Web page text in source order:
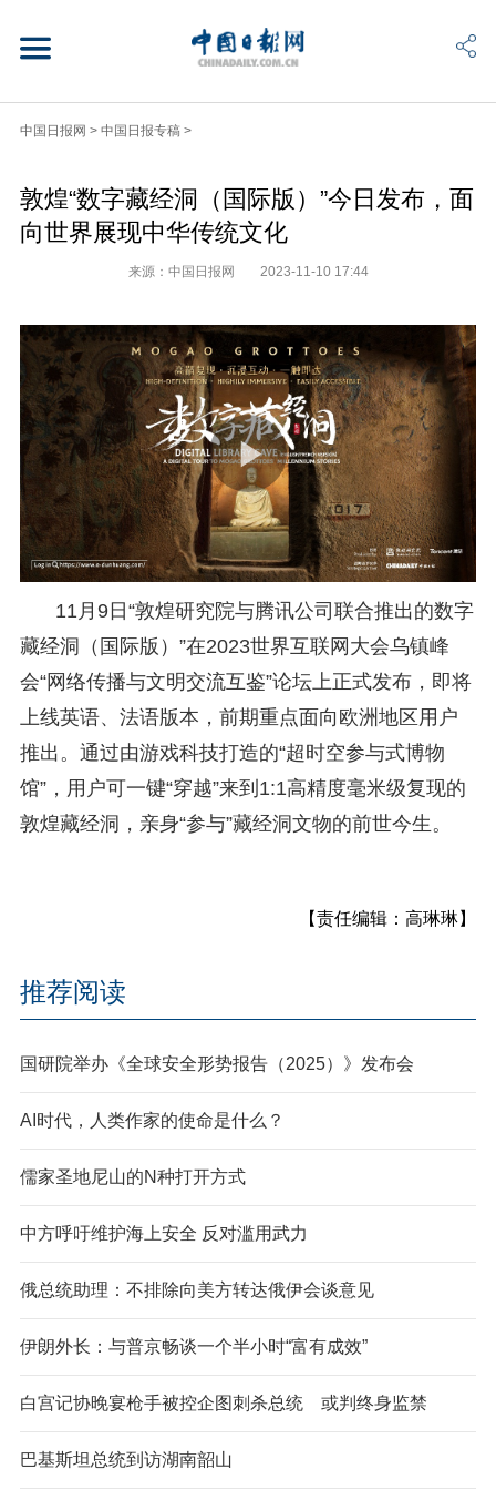
中国日报网 > 中国日报专稿 >
敦煌“数字藏经洞（国际版）”今日发布，面
向世界展现中华传统文化
来源：中国日报网 2023-11-10 17:44
11月9日“敦煌研究院与腾讯公司联合推出的数字
藏经洞（国际版）”在2023世界互联网大会乌镇峰
会“网络传播与文明交流互鉴”论坛上正式发布，即将
上线英语、法语版本，前期重点面向欧洲地区用户
推出。通过由游戏科技打造的“超时空参与式博物
馆”，用户可一键“穿越”来到1:1高精度毫米级复现的
敦煌藏经洞，亲身“参与”藏经洞文物的前世今生。
【责任编辑：高琳琳】
推荐阅读
国研院举办《全球安全形势报告（2025）》发布会
AI时代，人类作家的使命是什么？
儒家圣地尼山的N种打开方式
中方呼吁维护海上安全 反对滥用武力
俄总统助理：不排除向美方转达俄伊会谈意见
伊朗外长：与普京畅谈一个半小时“富有成效”
白宫记协晚宴枪手被控企图刺杀总统 或判终身监禁
巴基斯坦总统到访湖南韶山